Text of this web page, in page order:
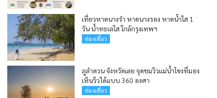
เที่ยวหาดนางรำ หาดนางรอง หาดน้ำใส 1
วัน น้ำทะเลใส ใกล้กรุงเทพฯ
ท่องเที่ยว
ภูลำดวน จังหวัดเลย จุดชมวิวแม่น้ำโขงที่มอง
เห็นวิวได้แบบ 360 องศา
ท่องเที่ยว